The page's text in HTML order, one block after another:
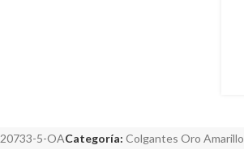
20733-5-OACategoría: Colgantes Oro Amarillo